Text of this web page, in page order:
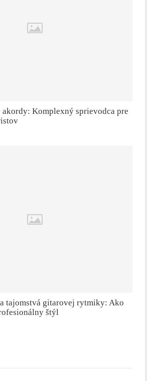
Komplexný sprievodca pre
tajomstvá gitarovej rytmiky: Ako
štýl